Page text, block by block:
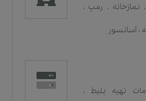
، نمازخانه ، رمپ ،
، آسانسور
تهیه بلیط ،